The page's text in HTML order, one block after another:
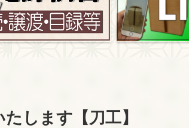
します【刀工】